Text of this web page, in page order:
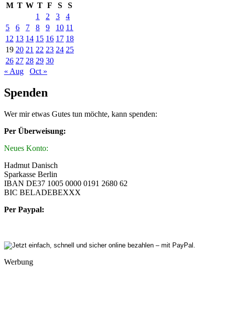
M T W T F S
S
1
2 3
4
5
6 7 8 9 10 11
12 13 14 15 16 17 18
19 20 21 22 23 24 25
26 27 28 29 30
« Aug
Oct »
Spenden
Wer mir etwas Gutes tun möchte, kann spenden:
Per Überweisung:
Neues Konto:
Hadmut Danisch
Sparkasse Berlin
IBAN DE37 1005 0000 0191 2680 62
BIC BELADEBEXXX
Per Paypal:
Werbung